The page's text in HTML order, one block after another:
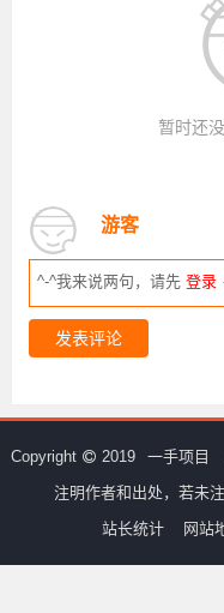
暂时还
游客
^-^我来说两句，请先登录 ·
发表评论
Copyright 2019 一手项目
注明作者和出处，若未
站长统计
网站